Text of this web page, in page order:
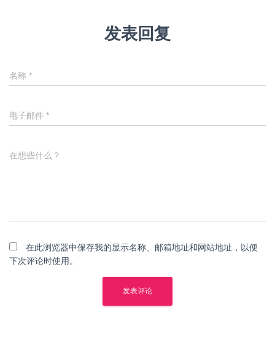
发表回复
名称 *
电子邮件 *
在想些什么？
在此浏览器中保存我的显示名称、邮箱地址和网站地址，以便
下次评论时使用。